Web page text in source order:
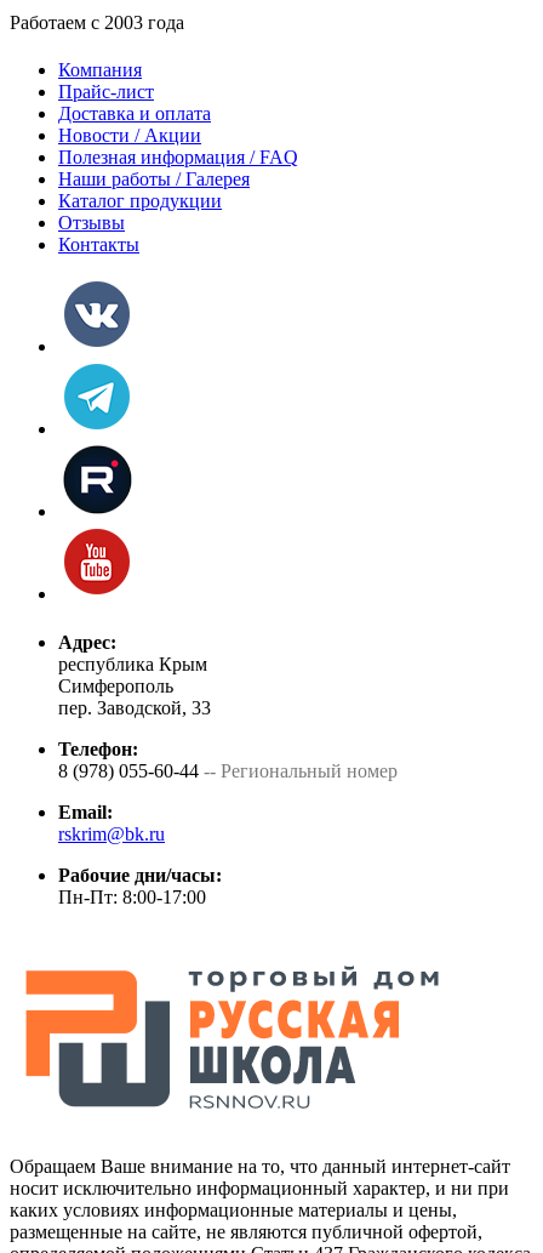
Работаем с 2003 года
Компания
Прайс-лист
Доставка и оплата
Новости / Акции
Полезная информация / FAQ
Наши работы / Галерея
Каталог продукции
Отзывы
Контакты
Адрес:
республика Крым
Симферополь
пер. Заводской, 33
Телефон:
8 (978) 055-60-44 -- Региональный номер
Email:
rskrim@bk.ru
Рабочие дни/часы:
Пн-Пт: 8:00-17:00
Обращаем Ваше внимание на то, что данный интернет-сайт
носит исключительно информационный характер, и ни при
каких условиях информационные материалы и цены,
размещенные на сайте, не являются публичной офертой,